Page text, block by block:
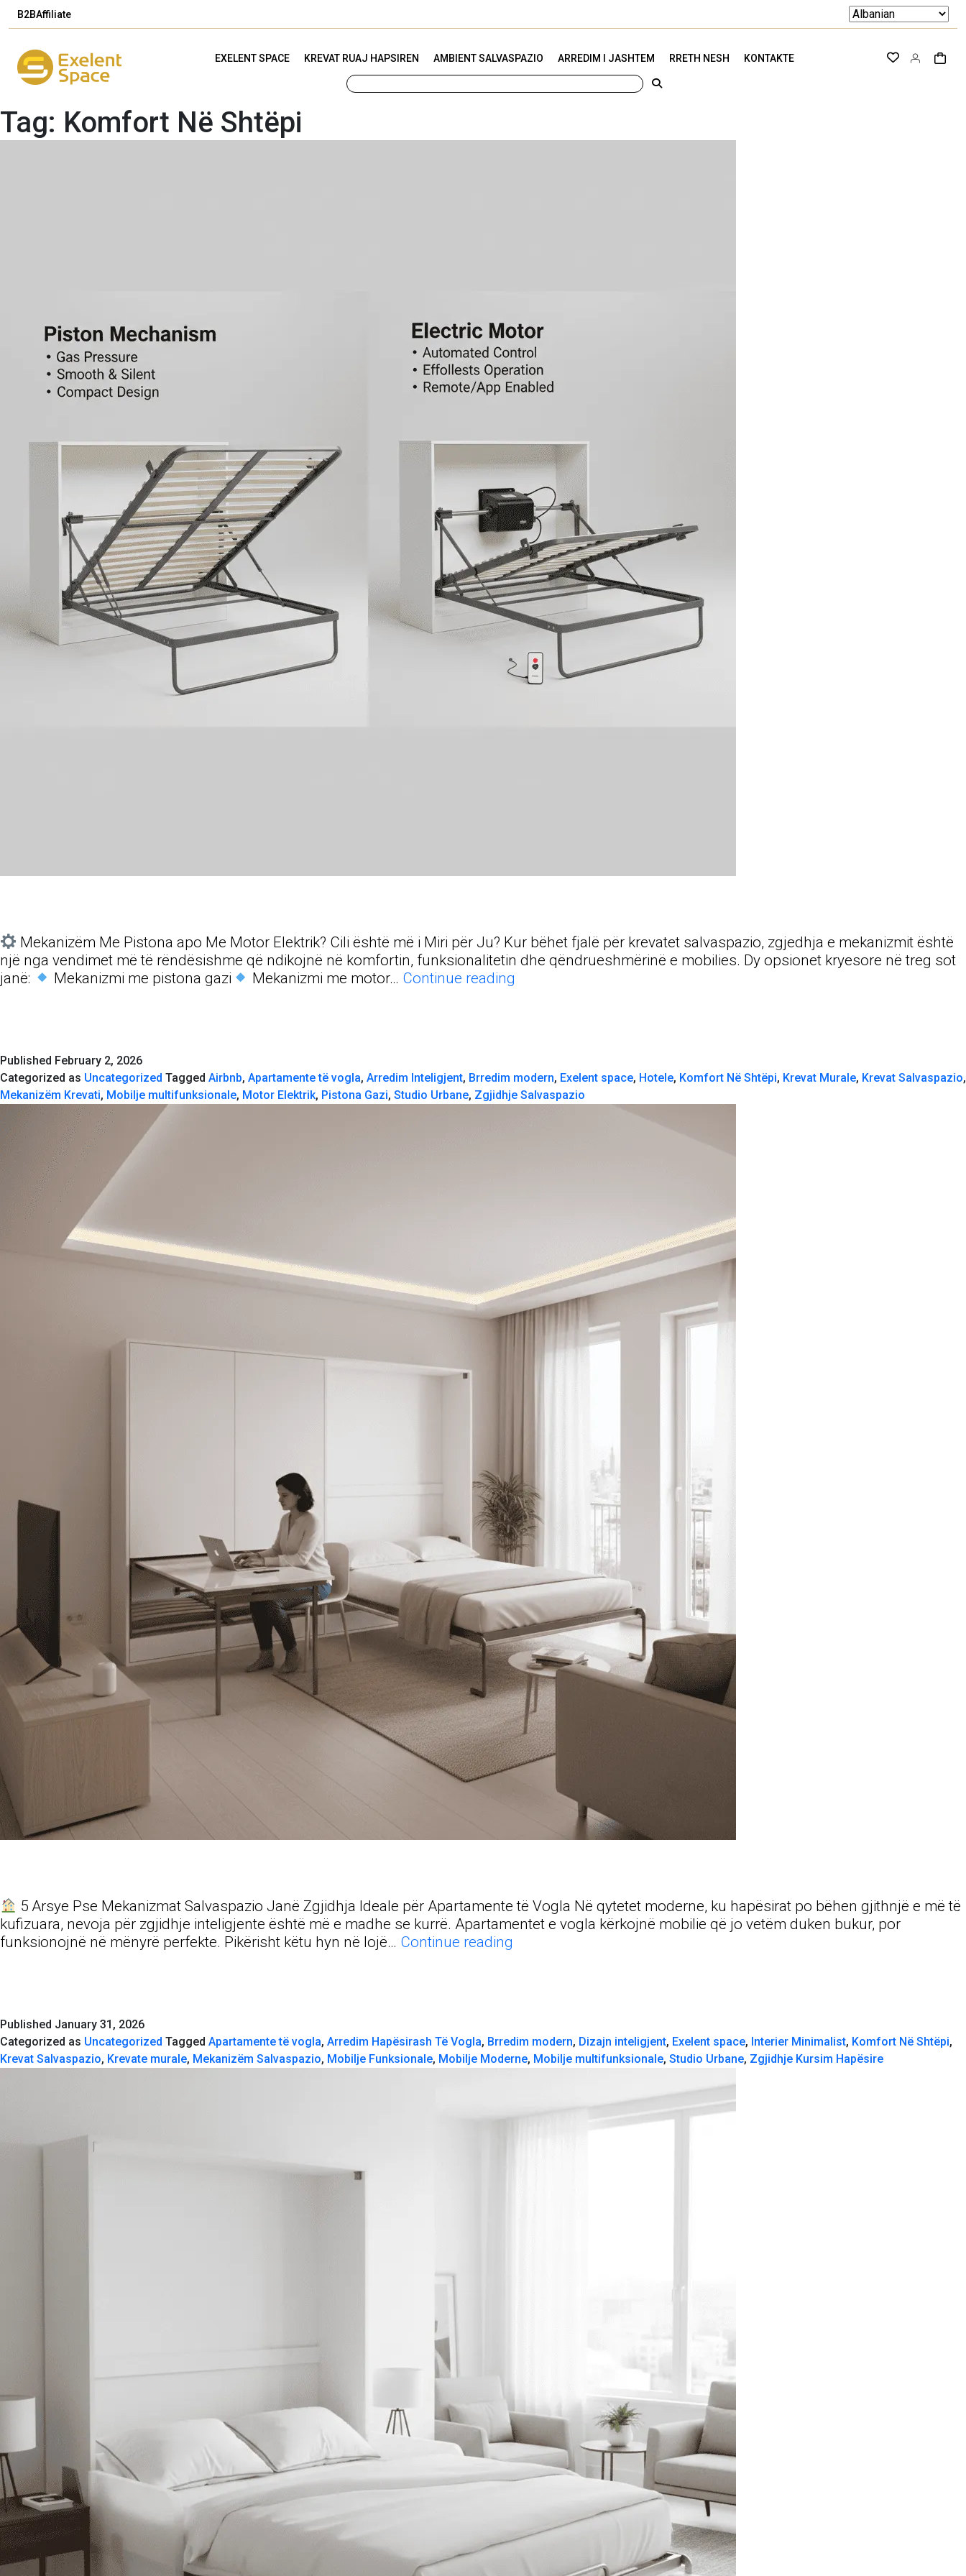
B2BAffiliate
EXELENT SPACE KREVAT RUAJ HAPSIREN AMBIENT SALVASPAZIO ARREDIM I JASHTEM RRETH NESH KONTAKTE
Tag: Komfort Në Shtëpi
Mekanizëm Me Pistona apo Me Motor Elektrik? Cili është më i Miri për Ju? Kur bëhet fjalë për krevatet salvaspazio, zgjedhja e mekanizmit është
një nga vendimet më të rëndësishme që ndikojnë në komfortin, funksionalitetin dhe qëndrueshmërinë e mobilies. Dy opsionet kryesore në treg sot
janë:
Mekanizmi me pistona gazi Mekanizmi me motor… Continue reading
Elektrik?
Cili
Published February 2, 2026
Categorized as Uncategorized Tagged Airbnb, Apartamente të vogla, Arredim Inteligjent, Brredim modern, Exelent space, Hotele, Komfort Në Shtëpi, Krevat Murale, Krevat Salvaspazio,
Mekanizëm Krevati, Mobilje multifunksionale, Motor Elektrik, Pistona Gazi, Studio Urbane, Zgjidhje Salvaspazio
5 Arsye Pse Mekanizmat Salvaspazio Janë Zgjidhja Ideale për Apartamente të Vogla Në qytetet moderne, ku hapësirat po bëhen gjithnjë e më të
kufizuara, nevoja për zgjidhje inteligjente është më e madhe se kurrë. Apartamentet e vogla kërkojnë mobilie që jo vetëm duken bukur, por
funksionojnë në mënyrë perfekte. Pikërisht këtu hyn në lojë… Continue reading
Zgjidhja
Ideale
Apartamente
Published January 31, 2026
Categorized as Uncategorized Tagged Apartamente të vogla, Arredim Hapësirash Të Vogla, Brredim modern, Dizajn inteligjent, Exelent space, Interier Minimalist, Komfort Në Shtëpi,
Krevat Salvaspazio, Krevate murale, Mekanizëm Salvaspazio, Mobilje Funksionale, Mobilje Moderne, Mobilje multifunksionale, Studio Urbane, Zgjidhje Kursim Hapësire